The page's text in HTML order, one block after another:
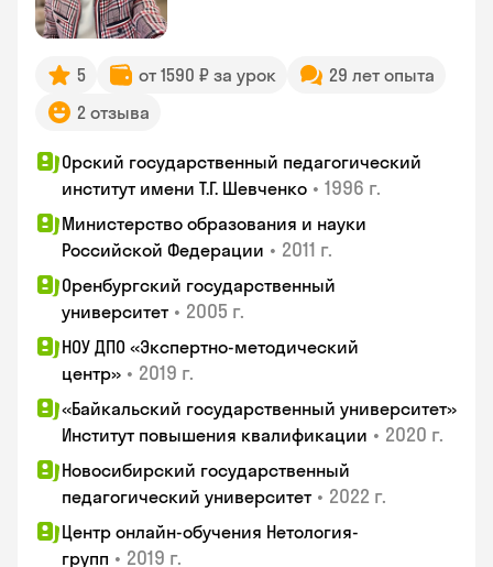
5 от 1590 ₽ за урок
29 лет опыта
2 отзыва
Орский государственный педагогический
институт имени Т.Г. Шевченко • 1996 г.
Министерство образования и науки
Российской Федерации • 2011 г.
Оренбургский государственный
университет • 2005 г.
НОУ ДПО «Экспертно-методический
центр» • 2019 г.
«Байкальский государственный университет»
Институт повышения квалификации • 2020 г.
Новосибирский государственный
педагогический университет • 2022 г.
Центр онлайн-обучения Нетология-
групп • 2019 г.